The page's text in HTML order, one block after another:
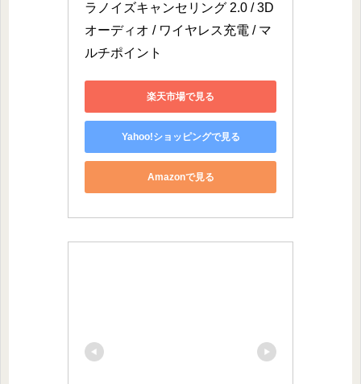
ラノイズキャンセリング 2.0 / 3D
オーディオ / ワイヤレス充電 / マ
ルチポイント
楽天市場で見る
Yahoo!ショッピングで見る
Amazonで見る